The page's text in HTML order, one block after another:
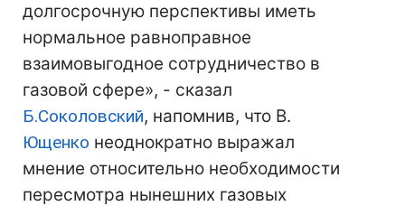
долгосрочную перспективы иметь
нормальное равноправное
взаимовыгодное сотрудничество в
газовой сфере», - сказал
Б.Соколовский, напомнив, что В.
Ющенко неоднократно выражал
мнение относительно необходимости
пересмотра нынешних газовых